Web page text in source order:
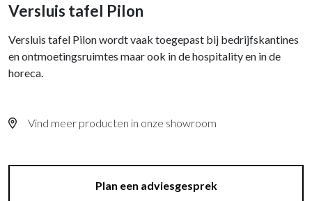
Versluis tafel Pilon
Versluis tafel Pilon wordt vaak toegepast bij bedrijfskantines
en ontmoetingsruimtes maar ook in de hospitality en in de
horeca.
Vind meer producten in onze showroom
Plan een adviesgesprek